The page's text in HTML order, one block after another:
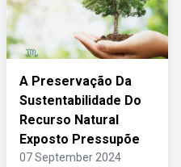
A Preservação Da
Sustentabilidade Do
Recurso Natural
Exposto Pressupõe
07 September 2024